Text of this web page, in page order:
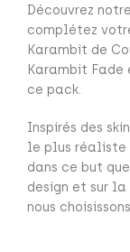
Découvrez
complétez
Karambit de
Karambit Fade
ce pack.
Inspirés des
le plus réaliste
dans ce but
design et sur
nous